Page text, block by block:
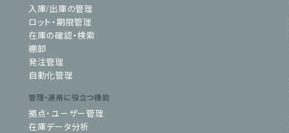
入庫/出庫の管理
ロット・期限管理
在庫の確認・検索
棚卸
発注管理
自動化管理
管理・運用に役立つ機能
拠点・ユーザー管理
在庫データ分析